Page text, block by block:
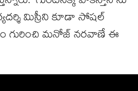
మిస్రీని కూడా సోషల్
గురించి మనోజ్ నరవాణే ఈ